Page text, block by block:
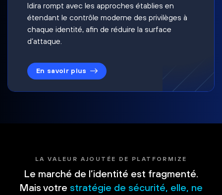
Idira rompt avec les approches établies en
étendant le contrôle moderne des privilèges à
chaque identité, afin de réduire la surface
d’attaque.
En savoir plus
LA VALEUR AJOUTÉE DE PLATFORMIZE
Le marché de l’identité est fragmenté.
Mais votre stratégie de sécurité, elle, ne